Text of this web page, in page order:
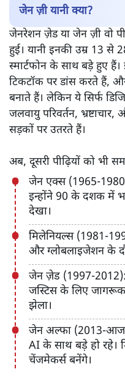
जेन ज़ी यानी क्या?
जेनरेशन ज़ेड या जेन ज़ी वो
हुई। यानी इनकी उम्र 13 से
स्मार्टफोन के साथ बड़े हुए हैं।
टिकटॉक पर डांस करते हैं, और
बनाते हैं। लेकिन ये सिर्फ
जलवायु परिवर्तन,
सड़कों पर उतरते हैं।
अब, दूसरी पीढ़ियों को भी
जेन एक्स (1965-
इन्होंने 90 के दशक में
देखा।
मिलेनियल्स (1981-
और ग्लोबलाइजेशन के
जेन जे़ड (1997-
जस्टिस के लिए
झेला।
जेन अल्फा (2013-
AI के साथ बड़े हो रहे।
चेंजमेकर्स बनेंगे।